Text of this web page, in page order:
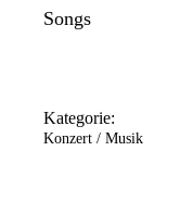
Songs
Kategorie:
Konzert / Musik